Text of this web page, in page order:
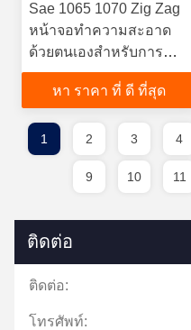
Sae 1065 1070 Zig Zag
หน้าจอทำความสะอาด
ด้วยตนเองสำหรับการ
ประมวลผลรวม
หา ราคา ที่ ดี ที่สุด
1 2 3 4
9 10 11
ติดต่อ
ติดต่อ:
โทรศัพท์: